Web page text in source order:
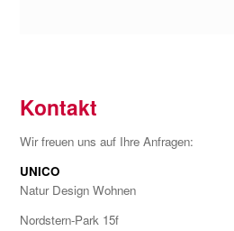
Kontakt
Wir freuen uns auf Ihre Anfragen:
UNICO
Natur Design Wohnen
Nordstern-Park 15f